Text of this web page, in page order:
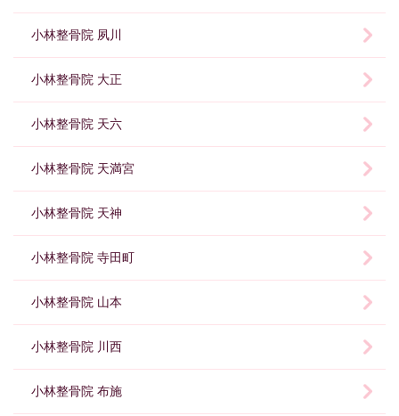
小林整骨院 夙川
小林整骨院 大正
小林整骨院 天六
小林整骨院 天満宮
小林整骨院 天神
小林整骨院 寺田町
小林整骨院 山本
小林整骨院 川西
小林整骨院 布施